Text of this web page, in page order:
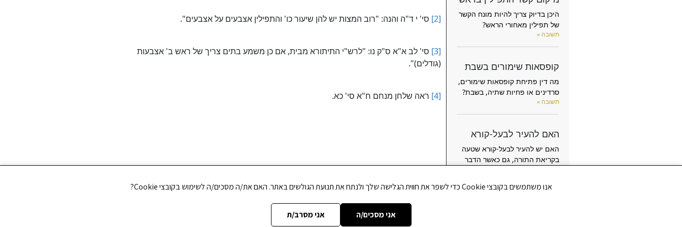
היכן בדיוק צריך להיות מונח הקשר
של תפילין מאחורי הראש?
תשובה »
קופסאות שימורים בשבת
מה דין פתיחת קופסאות שימורים,
סרדינים או פחיות שתיה, בשבת?
תשובה »
האם להעיר לבעל-קורא
האם יש להעיר לבעל-קורא שטעה
בקריאת התורה, גם כאשר הדבר
תשובה »
[2] סי' י ד"ה והנה: "רוב המצות יש להן שיעור כו' והתפילין אצבעים על אצבעים".
[3]
סי' לב א"א ס"ק נו: "לרש"י התיתורא מבית, אם כן משמע בתים צריך של ראש ב' אצבעות
(גודלים)".
[4] ראה שלחן מנחם ח"א סי' כא.
אנו משתמשים בקובצי Cookie כדי לשפר את חווית הגלישה שלך ולנתח את תנועת הגולשים באתר. האם את/ה מסכים/ה לשימוש בקובצי Cookie?
אני מסכים/ה אני מסרב/ת